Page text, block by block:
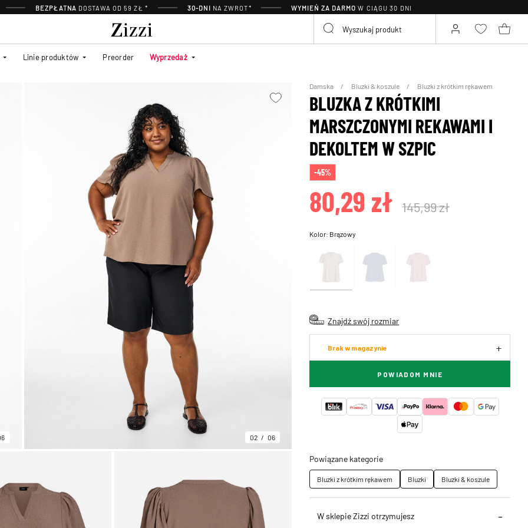
BEZPŁATNA DOSTAWA OD 59 ZŁ * 30-DNI NA ZWROT* WYMIEŃ ZA DARMO W CIĄGU 30 DNI
Linie produktów Preorder Wyprzedaż
02 06
Damska Bluzki & koszule Bluzki z krótkim rękawem
BLUZKA Z KRÓTKIMI
MARSZCZONYMI REKAWAMI I
DEKOLTEM W SZPIC
-45%
80,29 zł 145,99 zł
Kolor: Brązowy
Znajdź swój rozmiar
Brak w magazynie
POWIADOM MNIE
Powiązane kategorie
Bluzki z krótkim rękawem Bluzki Bluzki & koszule
W sklepie Zizzi otrzymujesz